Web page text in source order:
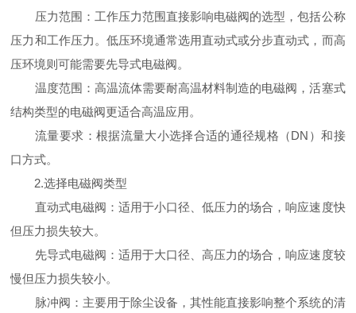
压力范围：工作压力范围直接影响电磁阀的选型，包括公称
压力和工作压力。低压环境通常选用直动式或分步直动式，而高
压环境则可能需要先导式电磁阀。
温度范围：高温流体需要耐高温材料制造的电磁阀，活塞式
结构类型的电磁阀更适合高温应用。
流量要求：根据流量大小选择合适的通径规格（DN）和接
口方式。
2.选择电磁阀类型
直动式电磁阀：适用于小口径、低压力的场合，响应速度快
但压力损失较大。
先导式电磁阀：适用于大口径、高压力的场合，响应速度较
慢但压力损失较小。
脉冲阀：主要用于除尘设备，其性能直接影响整个系统的清